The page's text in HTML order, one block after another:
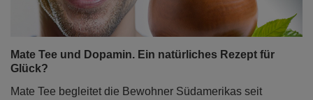
Mate Tee und Dopamin. Ein natürliches Rezept für
Glück?
Mate Tee begleitet die Bewohner Südamerikas seit